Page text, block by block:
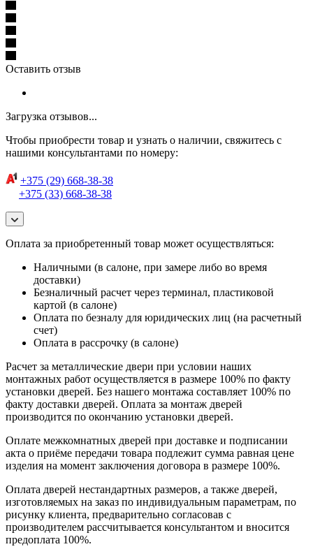
Оставить отзыв
Загрузка отзывов...
Чтобы приобрести товар и узнать о наличии, свяжитесь с
нашими консультантами по номеру:
+375 (29) 668-38-38
+375 (33) 668-38-38
Оплата за приобретенный товар может осуществляться:
Наличными (в салоне, при замере либо во время
доставки)
Безналичный расчет через терминал, пластиковой
картой (в салоне)
Оплата по безналу для юридических лиц (на расчетный
счет)
Оплата в рассрочку (в салоне)
Расчет за металлические двери при условии наших
монтажных работ осуществляется в размере 100% по факту
установки дверей. Без нашего монтажа составляет 100% по
факту доставки дверей. Оплата за монтаж дверей
производится по окончанию установки дверей.
Оплате межкомнатных дверей при доставке и подписании
акта о приёме передачи товара подлежит сумма равная цене
изделия на момент заключения договора в размере 100%.
Оплата дверей нестандартных размеров, а также дверей,
изготовляемых на заказ по индивидуальным параметрам, по
рисунку клиента, предварительно согласовав с
производителем рассчитывается консультантом и вносится
предоплата 100%.